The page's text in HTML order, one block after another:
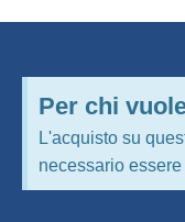
Per chi
L'acquisto su
necessario